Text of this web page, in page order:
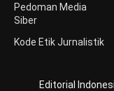
Pedoman Media
Siber
Kode Etik Jurnalistik
Editorial